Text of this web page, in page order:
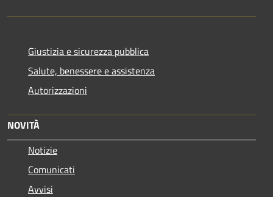
Giustizia e sicurezza pubblica
Salute, benessere e assistenza
Autorizzazioni
NOVITÀ
Notizie
Comunicati
Avvisi